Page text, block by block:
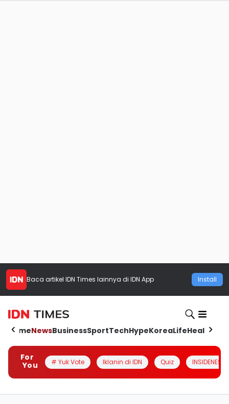
Baca artikel IDN Times lainnya di IDN App Install
HomeNewsBusinessSportTechHypeKoreaLifeHealth
For
You
# Yuk Vote Iklanin di IDN Quiz INSIDENESIA